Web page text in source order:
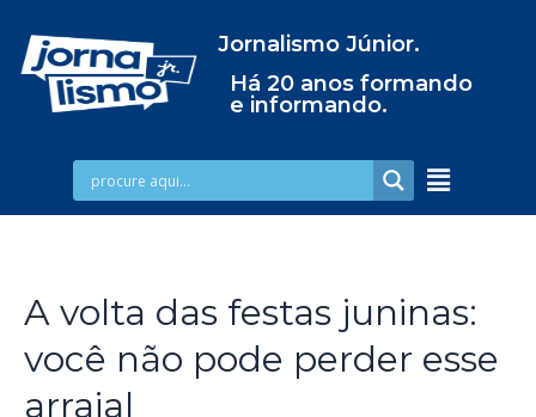
Jornalismo Júnior.
Há 20 anos formando
e informando.
A volta das festas juninas:
você não pode perder esse
arraial